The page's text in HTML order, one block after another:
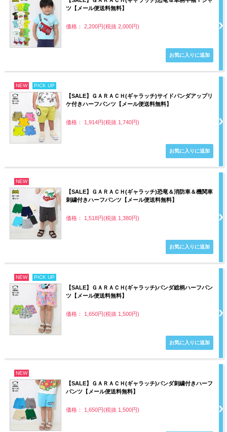
ツ【メール便送料無料】
価格： 2,200円(税抜 2,000円)
NEW PICK UP
【SALE】ＧＡＲＡＣＨ(ギャラッチ)サイドパンダアップリ
ケ付きハーフパンツ【メール便送料無料】
価格： 1,914円(税抜 1,740円)
NEW
【SALE】ＧＡＲＡＣＨ(ギャラッチ)恐竜＆消防車＆機関車
刺繍付きハーフパンツ【メール便送料無料】
価格： 1,518円(税抜 1,380円)
NEW PICK UP
【SALE】ＧＡＲＡＣＨ(ギャラッチ)パンダ総柄ハーフパン
ツ【メール便送料無料】
価格： 1,650円(税抜 1,500円)
NEW
【SALE】ＧＡＲＡＣＨ(ギャラッチ)パンダ刺繍付きハーフ
パンツ【メール便送料無料】
価格： 1,650円(税抜 1,500円)